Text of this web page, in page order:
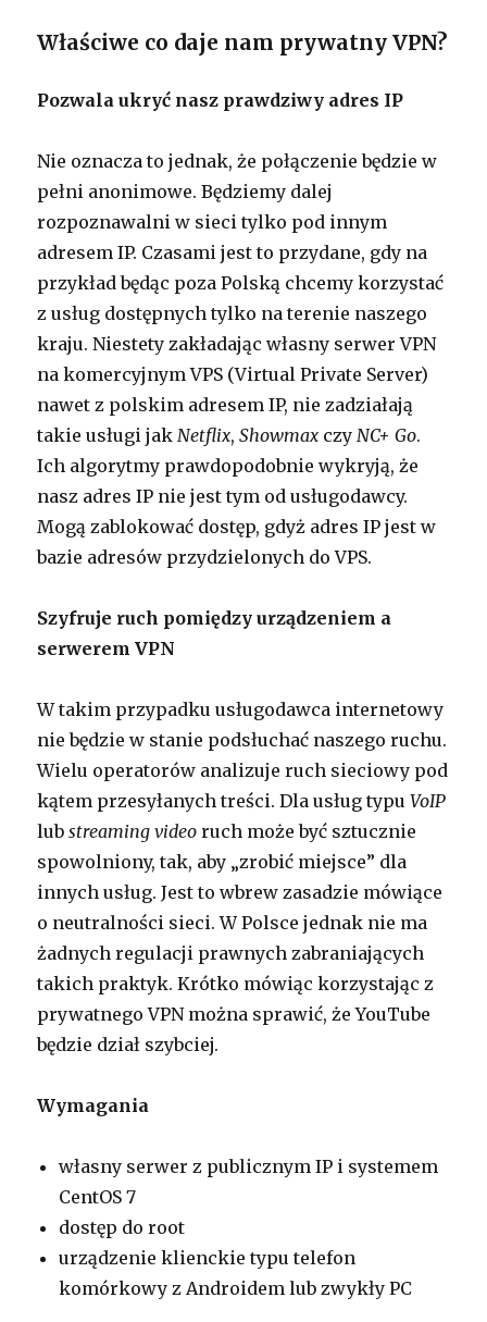
Właściwe co daje nam prywatny VPN?
Pozwala ukryć nasz prawdziwy adres IP
Nie oznacza to jednak, że połączenie będzie w
pełni anonimowe. Będziemy dalej
rozpoznawalni w sieci tylko pod innym
adresem IP. Czasami jest to przydane, gdy na
przykład będąc poza Polską chcemy korzystać
z usług dostępnych tylko na terenie naszego
kraju. Niestety zakładając własny serwer VPN
na komercyjnym VPS (Virtual Private Server)
nawet z polskim adresem IP, nie zadziałają
takie usługi jakNetflix,Showmax czyNC+ Go.
Ich algorytmy prawdopodobnie wykryją, że
nasz adres IP nie jest tym od usługodawcy.
Mogą zablokować dostęp, gdyż adres IP jest w
bazie adresów przydzielonych do VPS.
Szyfruje ruch pomiędzy urządzeniem a
serwerem VPN
W takim przypadku usługodawca internetowy
nie będzie w stanie podsłuchać naszego ruchu.
Wielu operatorów analizuje ruch sieciowy pod
kątem przesyłanych treści. Dla usług typuVoIP
lubstreaming video ruch może być sztucznie
spowolniony, tak, aby „zrobić miejsce” dla
innych usług. Jest to wbrew zasadzie mówiące
o neutralności sieci. W Polsce jednak nie ma
żadnych regulacji prawnych zabraniających
takich praktyk. Krótko mówiąc korzystając z
prywatnego VPN można sprawić, że YouTube
będzie dział szybciej.
Wymagania
własny serwer z publicznym IP i systemem
CentOS 7
dostęp do root
urządzenie klienckie typu telefon
komórkowy z Androidem lub zwykły PC